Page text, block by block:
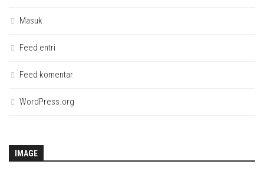
Masuk
Feed entri
Feed komentar
WordPress.org
IMAGE